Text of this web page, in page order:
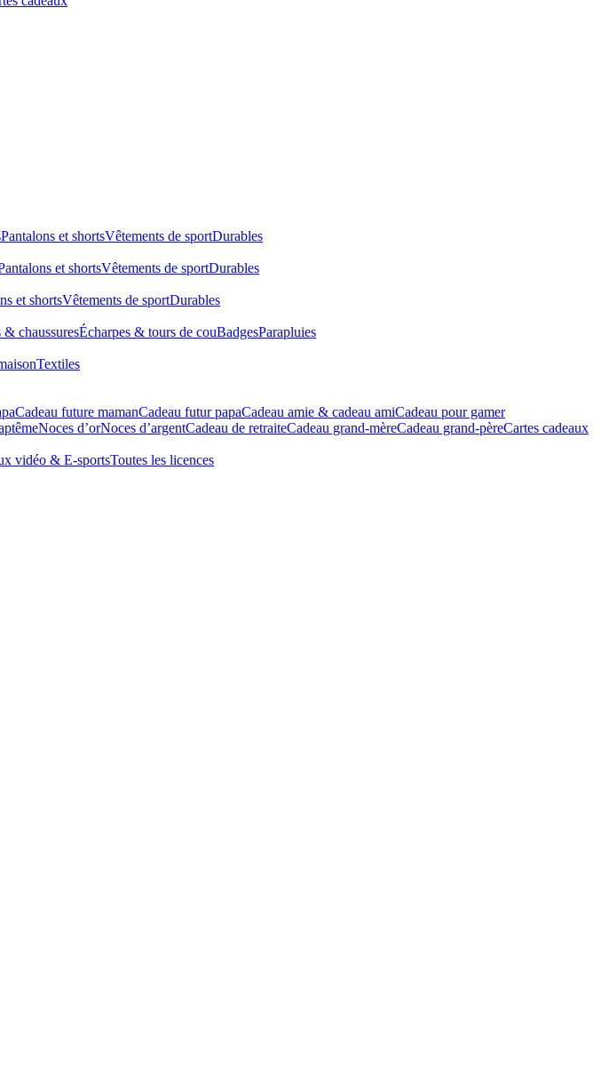
Pantalons et shortsVêtements de sportDurables
et shortsVêtements de sportDurables
et shortsVêtements de sportDurables
& chaussuresÉcharpes & tours de couBadgesParapluies
Textiles
Cadeau future mamanCadeau futur papaCadeau amie & cadeau amiCadeau pour gamer
Noces d’orNoces d’argentCadeau de retraiteCadeau grand-mèreCadeau grand-pèreCartes cadeaux
vidéo & E-sportsToutes les licences